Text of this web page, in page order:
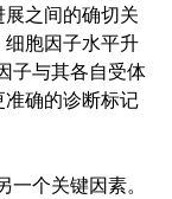
之间的确切关
胞因子水平升
子与其各自受体
确的诊断标记
个关键因素。